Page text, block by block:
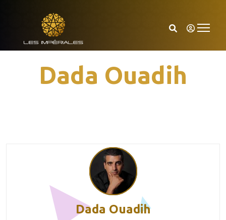
Dada Ouadih
Dada Ouadih